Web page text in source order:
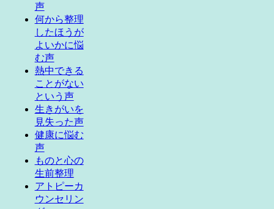
声
何から整理
したほうが
よいかに悩
む声
熱中できる
ことがない
という声
生きがいを
見失った声
健康に悩む
声
ものと心の
生前整理
アトピーカ
ウンセリン